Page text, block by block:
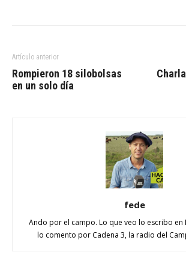
Artículo anterior
Rompieron 18 silobolsas
en un solo día
fede
Ando por el campo. Lo que veo lo escribo en
lo comento por Cadena 3, la radio del